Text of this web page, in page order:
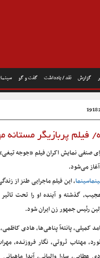
گزارش نقد / یادداشت گفت و گو
فیلم پربازیگر مستانه
می‌شود.
، این فیلم ماجرایی طنز از
گذشته و آینده‌‌ او را تحت
رئیس جمهور زن ایران شود.
کمیلی، پانته‌آ پناهی‌ها، هادی کاظمی،
مهتاب ثروتی، نگار فروزنـده،